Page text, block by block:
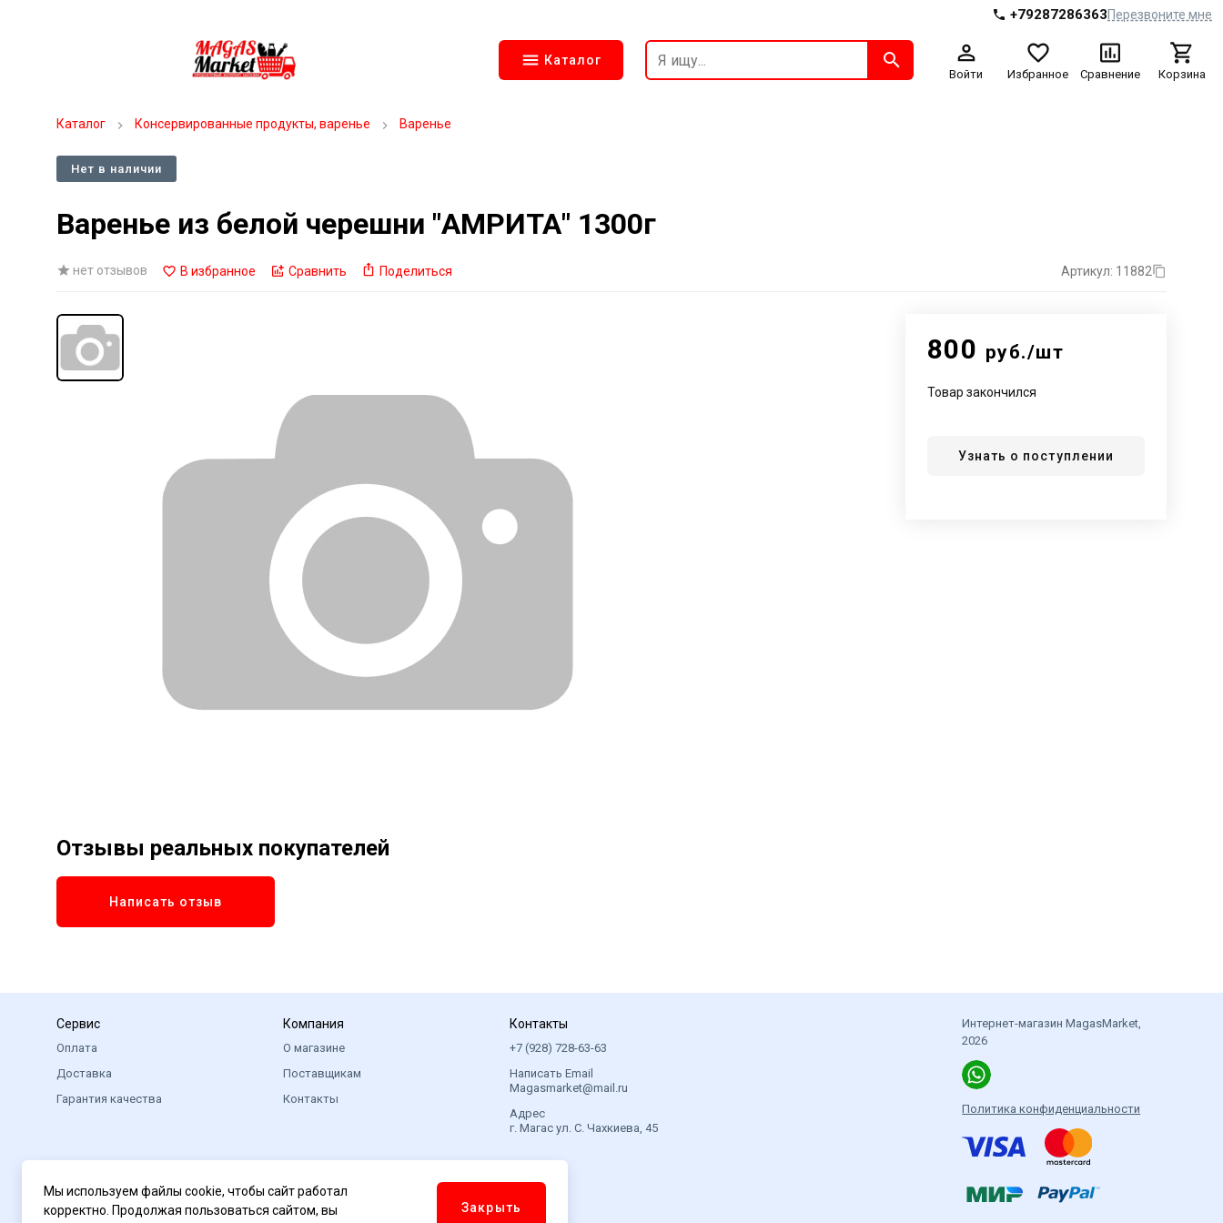
+79287286363Перезвоните мне
Каталог
Войти Избранное Сравнение Корзина
Каталог Консервированные продукты, варенье Варенье
Нет в наличии
Варенье из белой черешни "АМРИТА" 1300г
нет отзывов В избранное Сравнить Поделиться Артикул: 11882
800 руб./шт
Товар закончился
Узнать о поступлении
Отзывы реальных покупателей
Написать отзыв
Сервис
Оплата
Доставка
Гарантия качества
Компания
О магазине
Поставщикам
Контакты
Контакты
+7 (928) 728-63-63
Написать Email
Magasmarket@mail.ru
Адрес
г. Магас ул. С. Чахкиева, 45
Интернет-магазин MagasMarket,
2026
Политика конфиденциальности
Мы используем файлы cookie, чтобы сайт работал
корректно. Продолжая пользоваться сайтом, вы
Закрыть